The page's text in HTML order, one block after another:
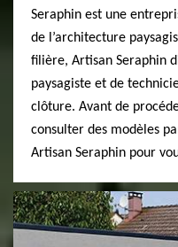
Seraphin est une
de l’architecture
filière, Artisan Seraphin
paysagiste et de
clôture. Avant de
consulter des modèles
Artisan Seraphin pour